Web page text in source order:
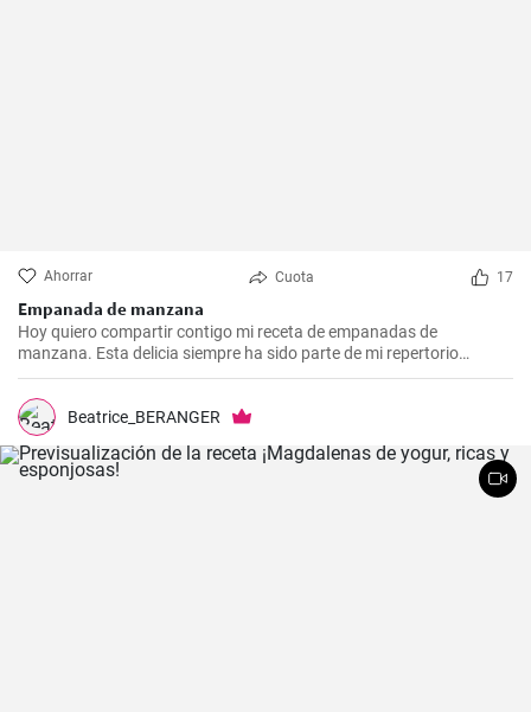
Ahorrar Cuota 17
Empanada de manzana
Hoy quiero compartir contigo mi receta de empanadas de
manzana. Esta delicia siempre ha sido parte de mi repertorio
culinario. Me gusta hacerlas en epocas de frio para endulzar el
paladar y demostrar que no sólo las empanadas saladas pueden
hacerte feliz. Es un postre que nunca falla en las reuniones
familiares y siempre impresiona a los invitados. Espero que la
disfrutes tanto como yo.
Beatrice_BERANGER